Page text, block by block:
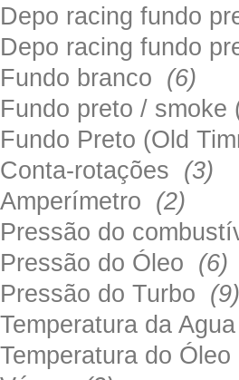
Depo racing fundo
Depo racing fundo
Fundo branco (6)
Fundo preto / smoke
Fundo Preto (Old
Conta-rotações (3)
Amperímetro (2)
Pressão do
Pressão do Óleo (6)
Pressão do Turbo (9)
Temperatura da Agua
Temperatura do Óleo